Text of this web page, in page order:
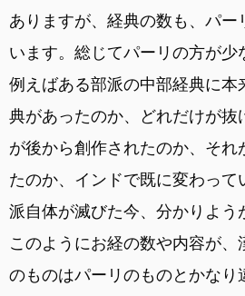
ありますが、経典の数も、パー
います。総じてパーリの方が少
例えばある部派の中部経典に本
典があったのか、どれだけが抜
が後から創作されたのか、それ
たのか、インドで既に変わって
派自体が滅びた今、分かりよう
このようにお経の数や内容が、
のものはパーリのものとかなり